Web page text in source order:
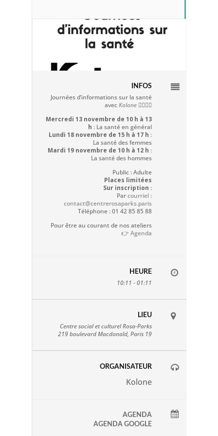
INFOS
Journées d’informations sur la santé
avecKolone 👨‍⚕️👩‍⚕️
Mercredi 13 novembre de 10 h à 13
h : La santé en général
Lundi 18 novembre de 15 h à 17 h :
La santé des femmes
Mardi 19 novembre de 10 h à 12 h :
La santé des hommes
Public : Adulte
Places limitées
Sur inscription :
Parcourriel :
contact@centrerosaparks.paris
Téléphone : 01 42 85 85 88
Pour être au courant de nos ateliers
👉 Agenda
HEURE
10:11 - 01:11
LIEU
Centre social et culturel Rosa-Parks
219 boulevard Macdonald, Paris 19
ORGANISATEUR
Kolone
AGENDA
AGENDA GOOGLE